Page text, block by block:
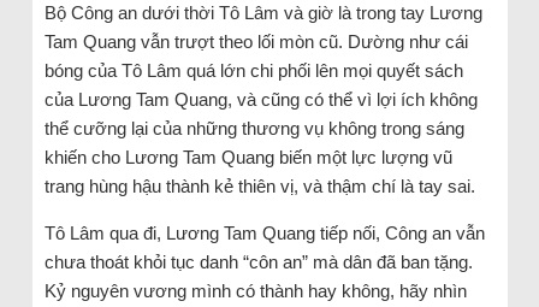
Bộ Công an dưới thời Tô Lâm và giờ là trong tay Lương
Tam Quang vẫn trượt theo lối mòn cũ. Dường như cái
bóng của Tô Lâm quá lớn chi phối lên mọi quyết sách
của Lương Tam Quang, và cũng có thể vì lợi ích không
thể cưỡng lại của những thương vụ không trong sáng
khiến cho Lương Tam Quang biến một lực lượng vũ
trang hùng hậu thành kẻ thiên vị, và thậm chí là tay sai.
Tô Lâm qua đi, Lương Tam Quang tiếp nối, Công an vẫn
chưa thoát khỏi tục danh “côn an” mà dân đã ban tặng.
Kỷ nguyên vương mình có thành hay không, hãy nhìn